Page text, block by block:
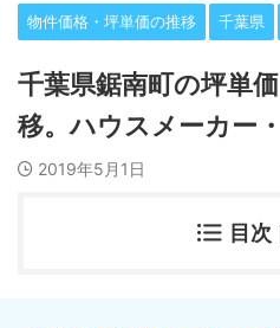
物件価格・坪単価の推移 千葉県
千葉県鋸南町の坪単
移。ハウスメーカー
2019年5月1日
目次